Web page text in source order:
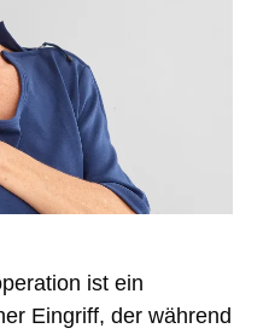
ist ein
Eingriff, der während